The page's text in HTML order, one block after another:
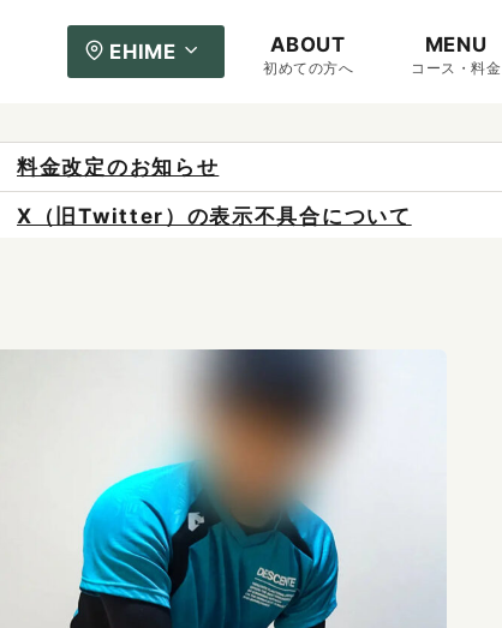
EHIME ABOUT
初めての方へ
MENU
コース・料金
料金改定のお知らせ
X（旧Twitter）の表示不具合について